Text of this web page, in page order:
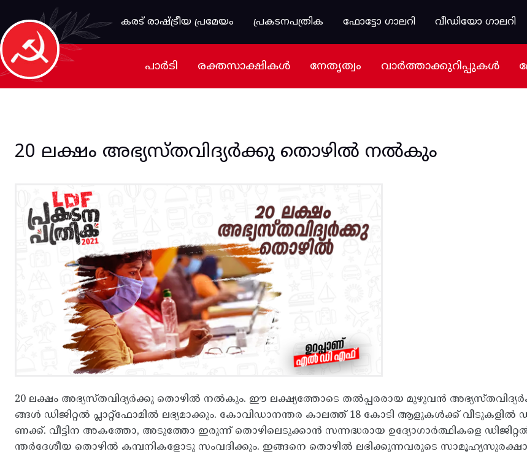
Skip to main content
കരട് രാഷ്ട്രീയ പ്രമേയം
പ്രകടനപത്രിക ഫോട്ടോ ഗാലറി വീഡിയോ ഗാലറി
പാർടി രക്തസാക്ഷികൾ നേതൃത്വം വാർത്താക്കുറിപ്പുകൾ
20 ലക്ഷം അഭ്യസ്തവിദ്യർക്കു തൊഴിൽ നൽകും
20 ലക്ഷം അഭ്യസ്തവിദ്യര്‍ക്കു തൊഴില്‍ നല്‍കും. ഈ ലക്ഷ്യത്തോടെ തല്‍പ്പരരായ മുഴുവന്‍
ങ്ങള്‍ ഡിജിറ്റല്‍ പ്ലാറ്റ്ഫോമില്‍ ലഭ്യമാക്കും. കോവിഡാനന്തര കാലത്ത് 18 കോടി ആളുകള്‍ക്ക് വീടുകളില്‍
ണക്ക്. വീട്ടിന അകത്തോ, അടുത്തോ ഇരുന്ന് തൊഴിലെടുക്കാന്‍ സന്നദ്ധരായ ഉദ്യോഗാര്‍ത്ഥികളെ ഡിജിറ്റല്‍
ന്തര്‍ദേശീയ തൊഴില്‍ കമ്പനികളോടു സംവദിക്കും. ഇങ്ങനെ തൊഴില്‍ ലഭിക്കുന്നവരുടെ സാമൂഹ്യസുരക്ഷാ